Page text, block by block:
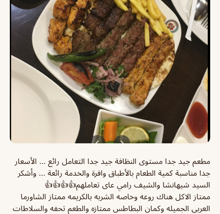
مطعم جيد جدا مستوى النظافة جيد جدا التعامل رائع … الأسعار
جدا مناسبة كمية الطعام بالأطباق وافرة والخدمة رائعة … وأشكر
السيد شيهانشا والشيف رامي عاى تعاملهم👍👍👍👍
ممتاز الاكل هناك روعه وخاصه الشربه بالكريمه ممتاز الشاورما
العربي الجميله وكمان البطاطس ممتازه والطعم تحفه والسلاطات